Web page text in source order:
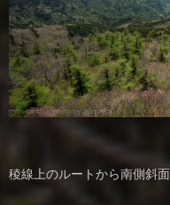
稜線上のルートから南側斜